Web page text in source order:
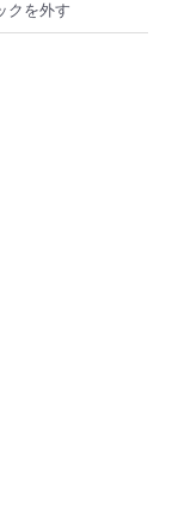
クを外す